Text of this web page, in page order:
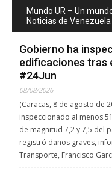
Mundo UR – Un
Noticias de Venezuela
Gobierno ha
edificaciones tras
#24Jun
08/08/2026
(Caracas, 8 de agosto de
inspeccionado al menos
de magnitud 7,2 y 7,5 del
registró daños graves,
Transporte, Francisco